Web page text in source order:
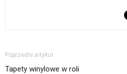
Poprzedni artykuł
Tapety winylowe w roli